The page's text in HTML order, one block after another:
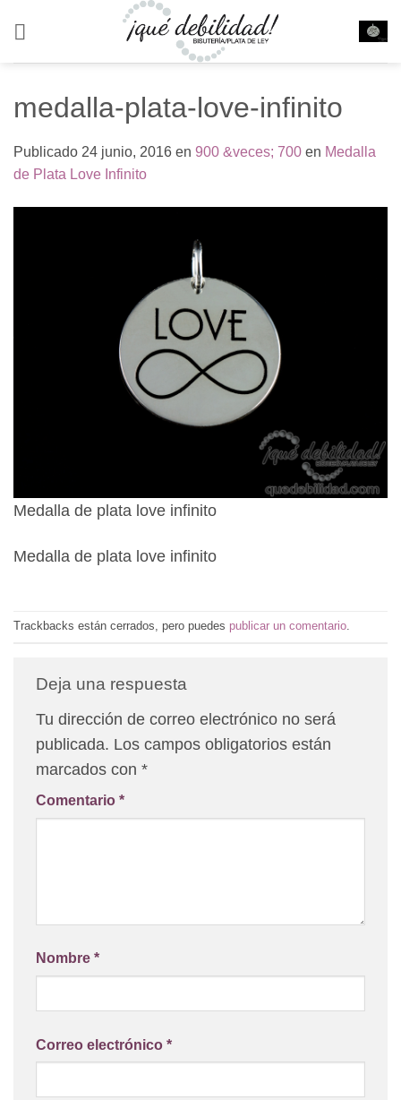
medalla-plata-love-infinito
Publicado 24 junio, 2016 en 900 &veces; 700 en Medalla
de Plata Love Infinito
Medalla de plata love infinito
Medalla de plata love infinito
Trackbacks están cerrados, pero puedes publicar un comentario.
Deja una respuesta
Tu dirección de correo electrónico no será
publicada. Los campos obligatorios están
marcados con *
Comentario *
Nombre *
Correo electrónico *